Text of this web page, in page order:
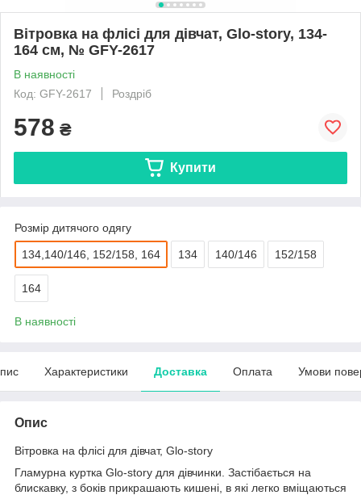
Вітровка на флісі для дівчат, Glo-story, 134-
164 см, № GFY-2617
В наявності
Код: GFY-2617
Роздріб
578 ₴
Купити
Розмір дитячого одягу
134,140/146, 152/158, 164 134 140/146 152/158
164
В наявності
Характеристики Доставка Оплата Умови
Опис
Вітровка на флісі для дівчат, Glo-story
Гламурна куртка Glo-story для дівчинки. Застібається на
блискавку, з боків прикрашають кишені, в які легко вміщаються